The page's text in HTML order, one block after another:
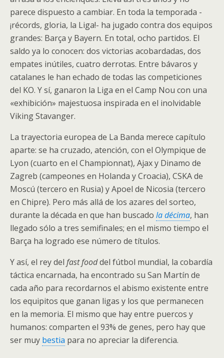
parece dispuesto a cambiar. En toda la temporada -
¡récords, gloria, la Liga!- ha jugado contra dos equipos
grandes: Barça y Bayern. En total, ocho partidos. El
saldo ya lo conocen: dos victorias acobardadas, dos
empates inútiles, cuatro derrotas. Entre bávaros y
catalanes le han echado de todas las competiciones
del KO. Y sí, ganaron la Liga en el Camp Nou con una
«exhibición» majestuosa inspirada en el inolvidable
Viking Stavanger.
La trayectoria europea de La Banda merece capítulo
aparte: se ha cruzado, atención, con el Olympique de
Lyon (cuarto en el Championnat), Ajax y Dinamo de
Zagreb (campeones en Holanda y Croacia), CSKA de
Moscú (tercero en Rusia) y Apoel de Nicosia (tercero
en Chipre). Pero más allá de los azares del sorteo,
durante la década en que han buscado la décima, han
llegado sólo a tres semifinales; en el mismo tiempo el
Barça ha logrado ese número de títulos.
Y así, el rey del fast fooddel fútbol mundial, la cobardía
táctica encarnada, ha encontrado su San Martín de
cada año para recordarnos el abismo existente entre
los equipitos que ganan ligas y los que permanecen
en la memoria. El mismo que hay entre puercos y
humanos: comparten el 93% de genes, pero hay que
ser muy bestia para no apreciar la diferencia.